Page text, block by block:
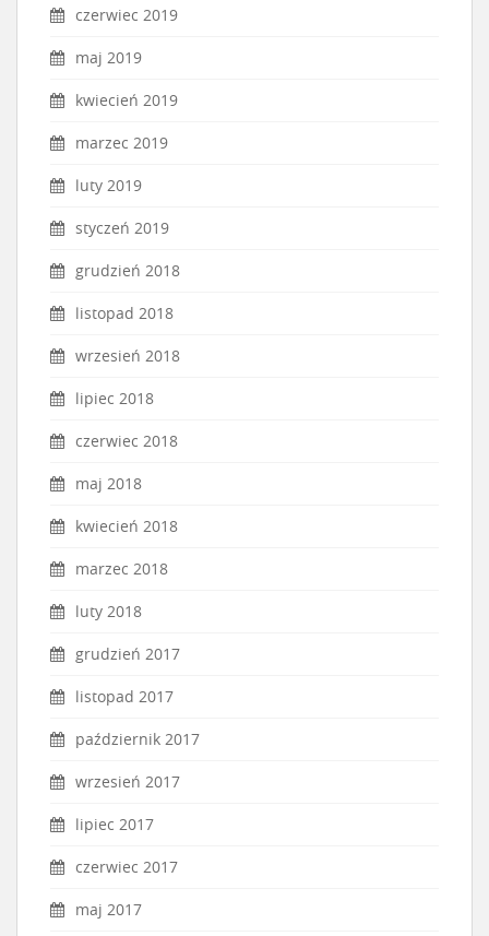
czerwiec 2019
maj 2019
kwiecień 2019
marzec 2019
luty 2019
styczeń 2019
grudzień 2018
listopad 2018
wrzesień 2018
lipiec 2018
czerwiec 2018
maj 2018
kwiecień 2018
marzec 2018
luty 2018
grudzień 2017
listopad 2017
październik 2017
wrzesień 2017
lipiec 2017
czerwiec 2017
maj 2017